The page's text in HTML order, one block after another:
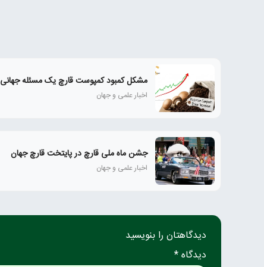
مشکل کمبود کمپوست قارچ یک مسئله جهانی
اخبار علمی و جهان
جشن ماه ملی قارچ در پایتخت قارچ جهان
اخبار علمی و جهان
دیدگاهتان را بنویسید
دیدگاه *